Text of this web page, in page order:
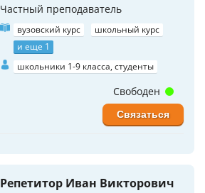
Частный преподаватель
вузовский курс
школьный курс
и еще 1
школьники 1-9 класса, студенты
Свободен
Связаться
Репетитор Иван Викторович